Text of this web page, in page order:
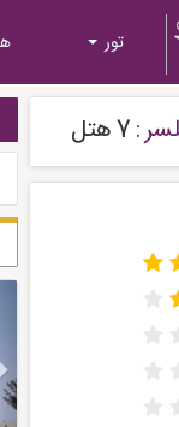
تور
:
7هتل